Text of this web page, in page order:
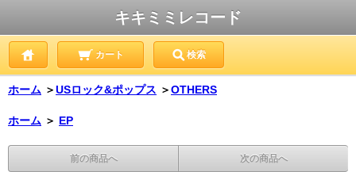
キキミミレコード
カート 検索
ホーム ＞USロック&ポップス ＞OTHERS
ホーム ＞ EP
前の商品へ 次の商品へ